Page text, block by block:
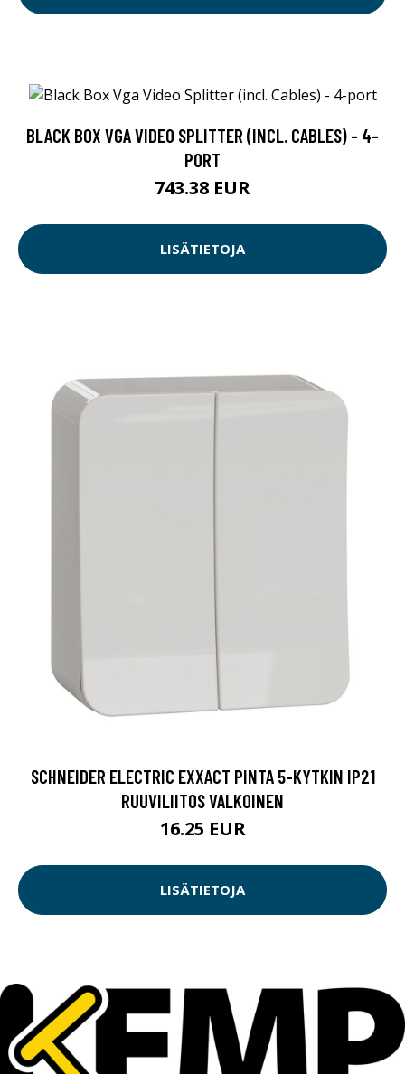
BLACK BOX VGA VIDEO SPLITTER (INCL. CABLES) - 4-
PORT
743.38 EUR
LISÄTIETOJA
SCHNEIDER ELECTRIC EXXACT PINTA 5-KYTKIN IP21
RUUVILIITOS VALKOINEN
16.25 EUR
LISÄTIETOJA